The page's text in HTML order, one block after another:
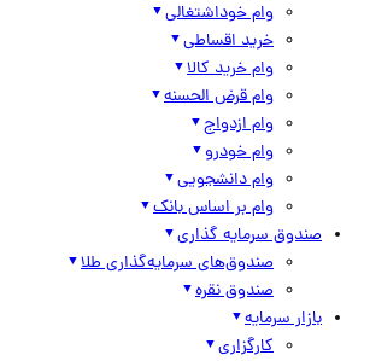
وام خوداشتغالی
خرید اقساطی
وام خرید کالا
وام قرض الحسنه
وام ازدواج
وام خودرو
وام دانشجویی
وام بر اساس بانک
صندوق سرمایه گذاری
صندوق‌های سرمایه‌گذاری طلا
صندوق نقره
بازار سرمایه
کارگزاری